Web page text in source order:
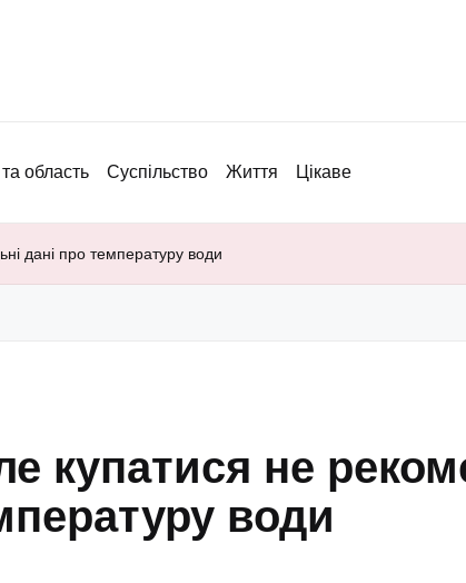
область Суспільство Життя Цікаве
дані про температуру води
купатися не
води